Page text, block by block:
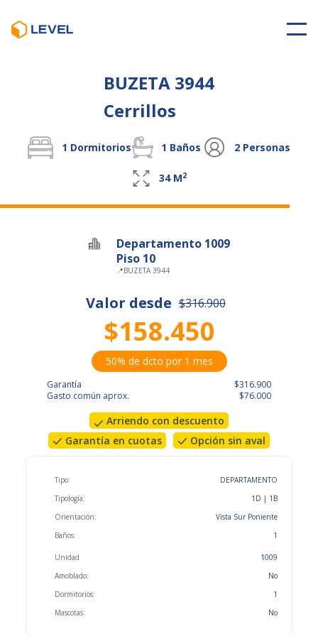
BUZETA 3944
Cerrillos
1 Dormitorios 1 Baños 2 Personas
34M2
Departamento 1009
Piso 10
📍BUZETA 3944
Valor desde $316.900
$158.450
50% de dcto por 1 mes
Garantía
Gasto común aprox.
$316.900
$76.000
Arriendo con descuento
Garantía en cuotas
Opción sin aval
Tipo:
Tipología:
Orientación:
Baños:
DEPARTAMENTO
1D | 1B
Vista Sur Poniente
1
Unidad
Amoblado:
Dormitorios:
Mascotas:
1009
No
1
No